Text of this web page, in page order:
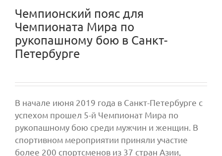
Чемпионский пояс для
Чемпионата Мира по
рукопашному бою в Санкт-
Петербурге
В начале июня 2019 года в Санкт-Петербурге с
успехом прошел 5-й Чемпионат Мира по
рукопашному бою среди мужчин и женщин. В
спортивном мероприятии приняли участие
более 200 спортсменов из 37 стран Азии,